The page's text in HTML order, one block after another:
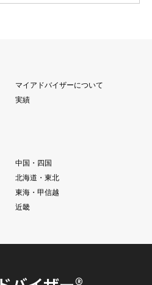
マイアドバイザーについて
実績
中国・四国
北海道・東北
東海・甲信越
近畿